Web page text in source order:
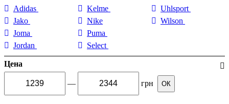
Adidas
Jako
Joma
Jordan
Kelme
Nike
Puma
Select
Uhlsport
Wilson
Цена
— грн ОК